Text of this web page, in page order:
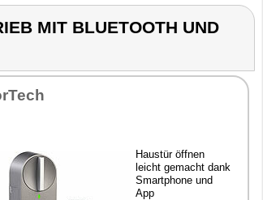
MIT BLUETOOTH UND
Haustür öffnen
leicht gemacht dank
Smartphone und
App